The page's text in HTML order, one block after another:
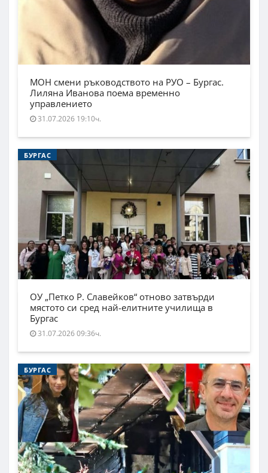
МОН смени ръководството на РУО – Бургас.
Лиляна Иванова поема временно
управлението
31.07.2026 19:10ч.
БУРГАС
ОУ „Петко Р. Славейков“ отново затвърди
мястото си сред най-елитните училища в
Бургас
31.07.2026 09:36ч.
БУРГАС